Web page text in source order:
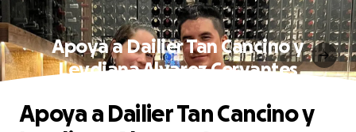
Apoya a Dailier Tan Cancino y
Leydiana Alvarez Cervantes
Apoya a Dailier Tan Cancino y